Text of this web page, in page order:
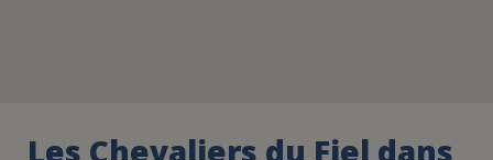
Les Chevaliers du Fiel dans